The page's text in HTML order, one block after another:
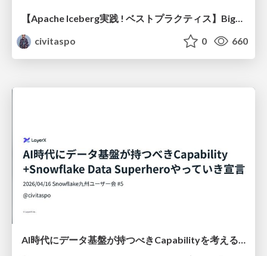
civitaspo
0 660
AI時代にデータ基盤が持つべきCapabilityを考える + Snowflake Data Superheroやっていき宣言 / Considering the Capabilities Data Platforms Should Have in the AI Era + Declaration of Commitment as a Snowflake Data Superhero